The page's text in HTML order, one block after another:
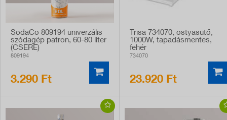
SodaCo 809194 univerzális
szódagép patron, 60-80 liter
(CSERE)
809194
3.290 Ft
Trisa 734070, ostyasütő,
1000W, tapadásmentes,
fehér
734070
23.920 Ft